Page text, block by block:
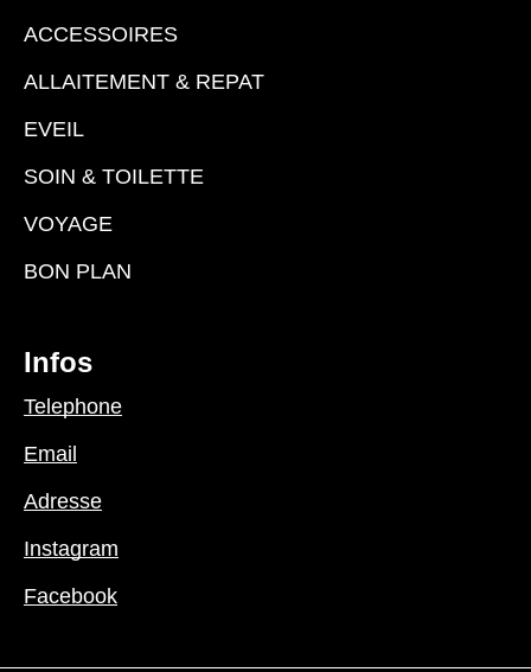
ACCESSOIRES
ALLAITEMENT & REPAT
EVEIL
SOIN & TOILETTE
VOYAGE
BON PLAN
Infos
Telephone
Email
Adresse
Instagram
Facebook